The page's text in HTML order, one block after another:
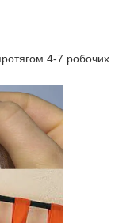
4-7 робочих